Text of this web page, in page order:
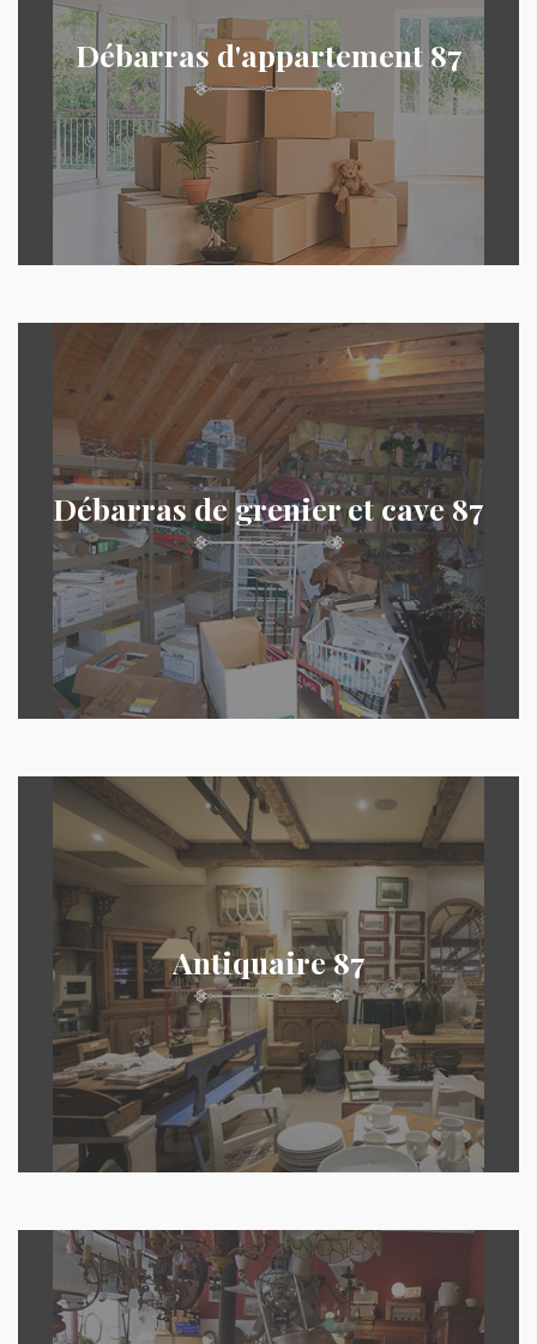
Débarras d'appartement 87
Débarras de grenier et cave 87
Antiquaire 87